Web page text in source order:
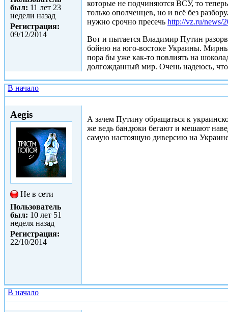
был: 11 лет 23
недели назад
Регистрация:
09/12/2014
которые не подчиняются ВСУ, то
только ополченцев, но и всё без
нужно срочно пресечь http://vz.ru/news/
Вот и пытается Владимир Путин
бойню на юго-востоке Украины.
пора бы уже как-то повлиять на
долгожданный мир. Очень надеюсь,
В начало
Aegis
Не в сети
Пользователь
был: 10 лет 51
неделя назад
Регистрация:
22/10/2014
А зачем Путину обращаться к
же ведь бандюки бегают и мешают
самую настоящую диверсию на
В начало